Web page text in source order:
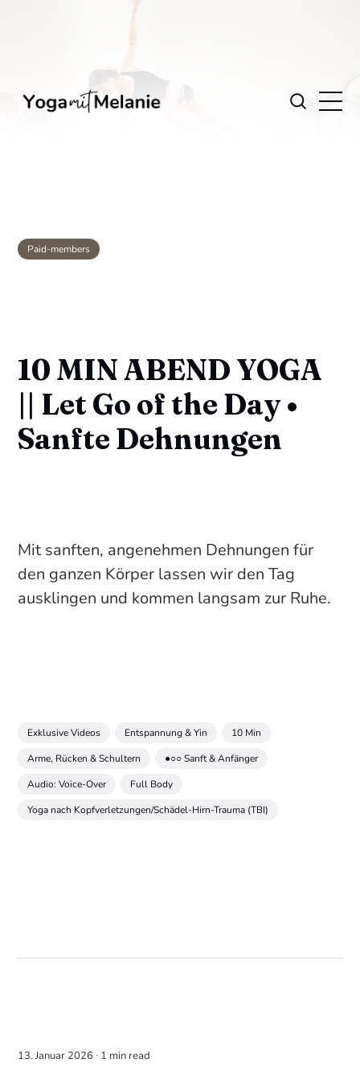
Paid-members
10 MIN ABEND YOGA
|| Let Go of the Day •
Sanfte Dehnungen
Mit sanften, angenehmen Dehnungen für
den ganzen Körper lassen wir den Tag
ausklingen und kommen langsam zur Ruhe.
Exklusive Videos Entspannung & Yin
10 Min
Arme, Rücken & Schultern
●○○ Sanft & Anfänger
Audio: Voice-Over
Full Body
Yoga nach Kopfverletzungen/Schädel-Hirn-Trauma (TBI)
13. Januar 2026 ∙ 1 min read